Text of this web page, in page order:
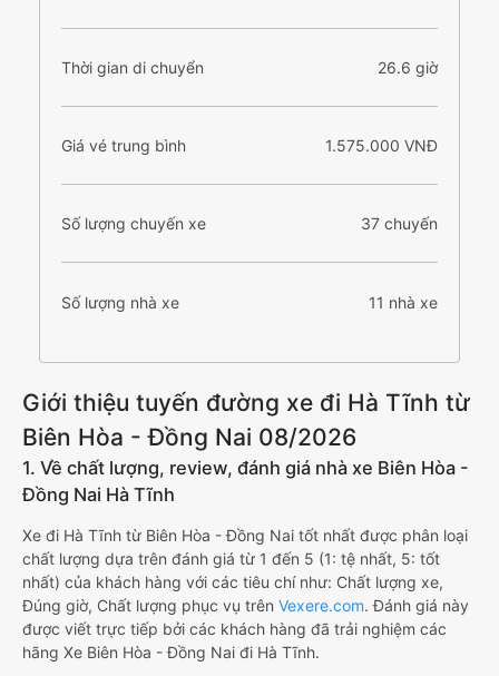
Thời gian di chuyển 26.6 giờ
Giá vé trung bình 1.575.000 VNĐ
Số lượng chuyến xe 37 chuyến
Số lượng nhà xe 11 nhà xe
Giới thiệu tuyến đường xe đi Hà Tĩnh từ
Biên Hòa - Đồng Nai 08/2026
1. Về chất lượng, review, đánh giá nhà xe Biên Hòa -
Đồng Nai Hà Tĩnh
Xe đi Hà Tĩnh từ Biên Hòa - Đồng Nai tốt nhất được phân loại
chất lượng dựa trên đánh giá từ 1 đến 5 (1: tệ nhất, 5: tốt
nhất) của khách hàng với các tiêu chí như: Chất lượng xe,
Đúng giờ, Chất lượng phục vụ trên Vexere.com. Đánh giá này
được viết trực tiếp bởi các khách hàng đã trải nghiệm các
hãng Xe Biên Hòa - Đồng Nai đi Hà Tĩnh.